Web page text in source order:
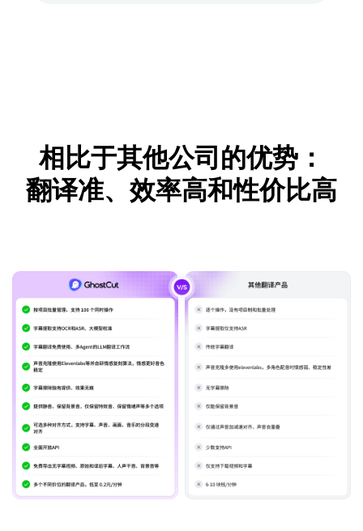
相比于其他公司的优势：
翻译准、效率高和性价比高